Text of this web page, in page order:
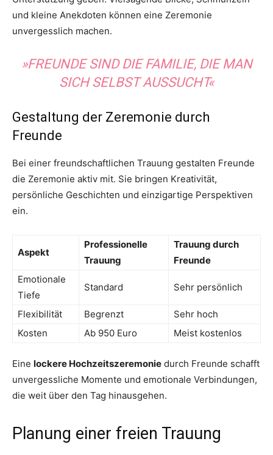
und kleine Anekdoten können eine Zeremonie
unvergesslich machen.
»FREUNDE SIND DIE FAMILIE, DIE MAN
SICH SELBST AUSSUCHT«
Gestaltung der Zeremonie durch
Freunde
Bei einer freundschaftlichen Trauung gestalten Freunde
die Zeremonie aktiv mit. Sie bringen Kreativität,
persönliche Geschichten und einzigartige Perspektiven
ein.
Aspekt
Professionelle
Trauung
Trauung durch
Freunde
Emotionale
Tiefe
Standard Sehr persönlich
Flexibilität Begrenzt
Sehr hoch
Kosten
Ab 950 Euro Meist kostenlos
Eine lockere Hochzeitszeremonie durch Freunde schafft
unvergessliche Momente und emotionale Verbindungen,
die weit über den Tag hinausgehen.
Planung einer freien Trauung